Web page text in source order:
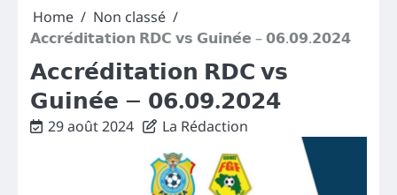
Home
Non classé
𝗔𝗰𝗰𝗿𝗲́𝗱𝗶𝘁𝗮𝘁𝗶𝗼𝗻 𝗥𝗗𝗖 𝘃𝘀 𝗚𝘂𝗶𝗻𝗲́𝗲 – 𝟬𝟲.𝟬𝟵.𝟮𝟬𝟮𝟰
𝗔𝗰𝗰𝗿𝗲́𝗱𝗶𝘁𝗮𝘁𝗶𝗼𝗻 𝗥𝗗𝗖 𝘃𝘀
𝗚𝘂𝗶𝗻𝗲́𝗲 – 𝟬𝟲.𝟬𝟵.𝟮𝟬𝟮𝟰
29 août 2024 La Rédaction